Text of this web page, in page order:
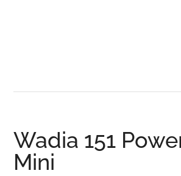
Wadia 151
Mini